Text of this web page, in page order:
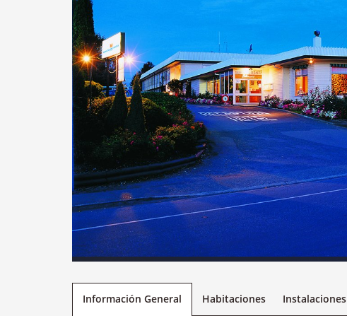
Información General Habitaciones Instalaciones